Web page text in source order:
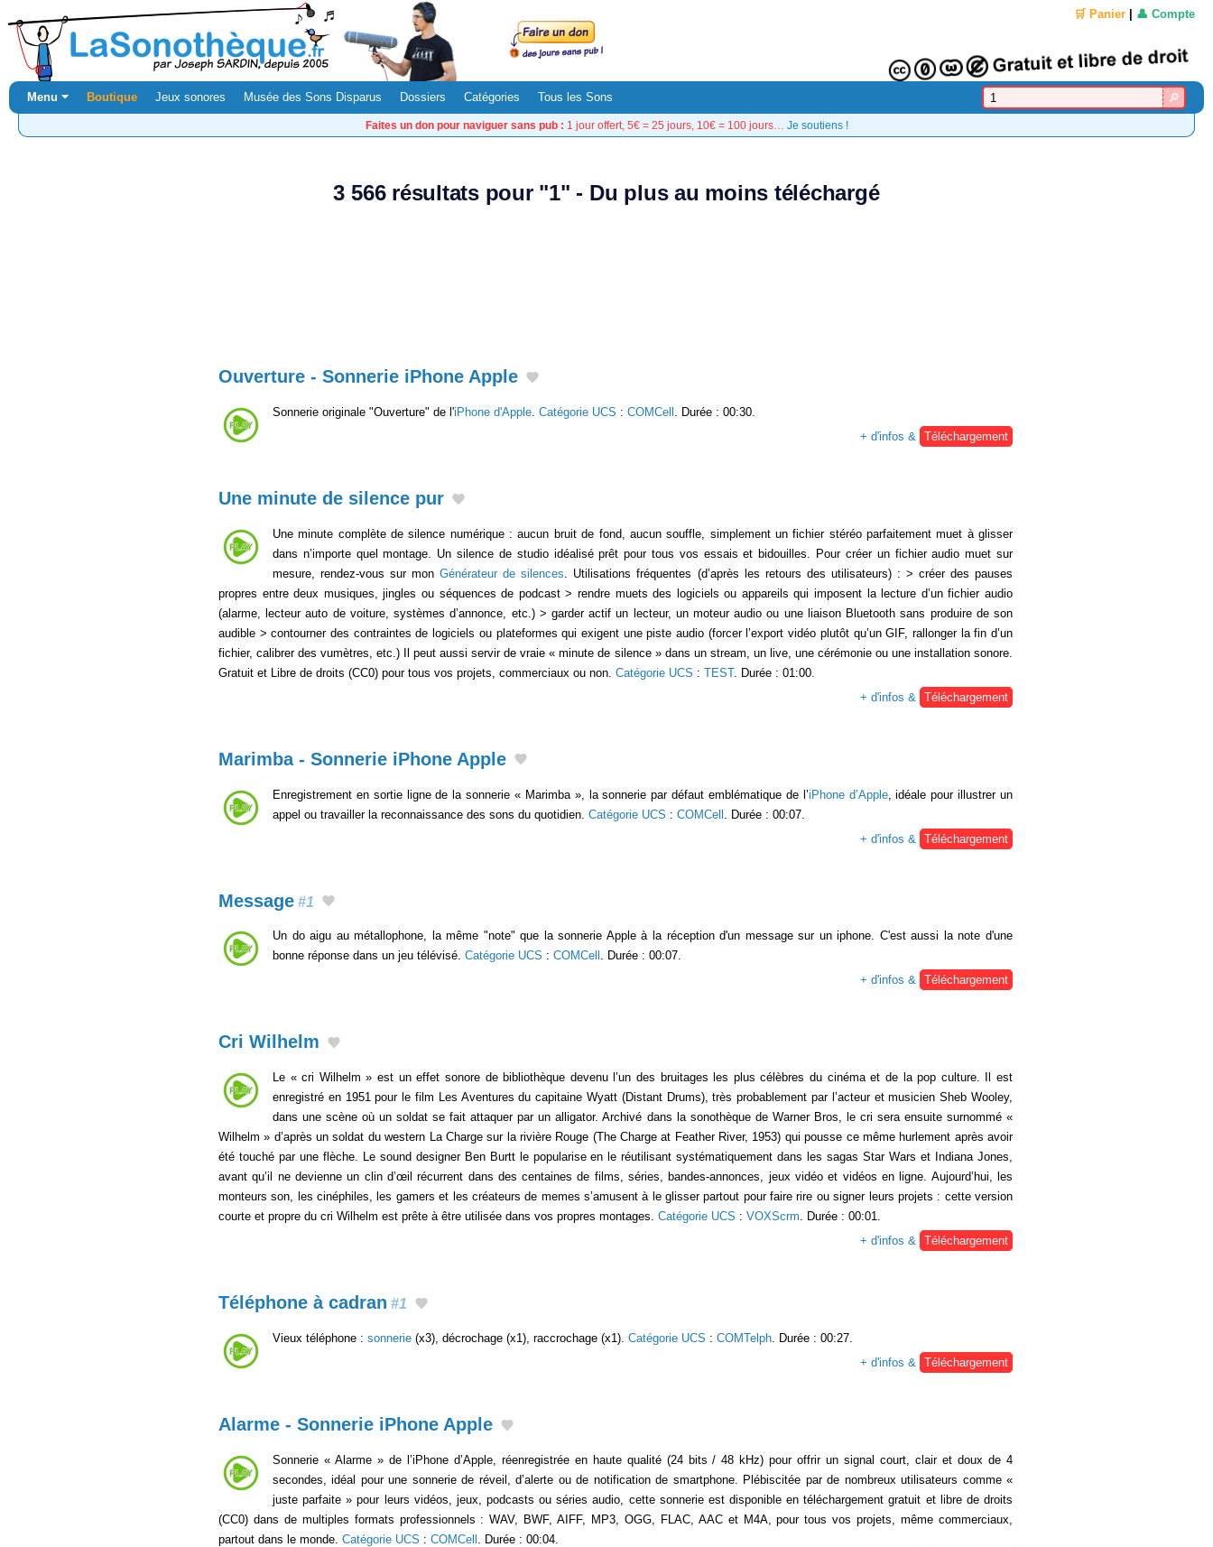
🛒 Panier 👤 Compte
Menu ⏷ Boutique Jeux sonores Musée des Sons Disparus Dossiers Catégories Tous les Sons
Faites un don pour naviguer sans pub : 1 jour offert, 5€ = 25 jours, 10€ = 100 jours… Je soutiens !
3 566 résultats pour "1" - Du plus au moins téléchargé
Ouverture - Sonnerie iPhone Apple
Sonnerie originale "Ouverture" de l'iPhone d'Apple Catégorie UCS : COMCell
. Durée : 00:30.
+ d'infos &
Téléchargement
Une minute de silence pur
Une minute complète de silence numérique : aucun bruit de fond, aucun souffle, simplement un fichier stéréo parfaitement muet à glisser
dans n’importe quel montage. Un silence de studio idéalisé prêt pour tous vos essais et bidouilles. Pour créer un fichier audio muet sur
mesure, rendez-vous sur monGénérateur de silences . Utilisations fréquentes (d’après les retours des utilisateurs) : > créer des pauses
propres entre deux musiques, jingles ou séquences de podcast > rendre muets des logiciels ou appareils qui imposent la lecture d’un fichier audio
(alarme, lecteur auto de voiture, systèmes d’annonce, etc.) > garder actif un lecteur, un moteur audio ou une liaison Bluetooth sans produire de son
audible > contourner des contraintes de logiciels ou plateformes qui exigent une piste audio (forcer l’export vidéo plutôt qu’un GIF, rallonger la fin d’un
fichier, calibrer des vumètres, etc.) Il peut aussi servir de vraie « minute de silence » dans un stream, un live, une cérémonie ou une installation sonore.
Gratuit et Libre de droits (CC0) pour tous vos projets, commerciaux ou non. Catégorie UCS : TEST. Durée : 01:00.
+ d'infos &
Téléchargement
Marimba - Sonnerie iPhone Apple
Enregistrement en sortie ligne de la sonnerie « Marimba », la sonnerie par défaut emblématique de l’iPhone d’Apple, idéale pour illustrer un
appel ou travailler la reconnaissance des sons du quotidien. Catégorie UCS : COMCell . Durée : 00:07.
+ d'infos &
Téléchargement
Message #1
Un do aigu au métallophone, la même "note" que la sonnerie Apple à la réception d'un message sur un iphone. C'est aussi la note d'une
bonne réponse dans un jeu télévisé. Catégorie UCS : COMCell . Durée : 00:07.
+ d'infos & Téléchargement
Cri Wilhelm
Le « cri Wilhelm » est un effet sonore de bibliothèque devenu l’un des bruitages les plus célèbres du cinéma et de la pop culture. Il est
enregistré en 1951 pour le film Les Aventures du capitaine Wyatt (Distant Drums), très probablement par l’acteur et musicien Sheb Wooley,
dans une scène où un soldat se fait attaquer par un alligator. Archivé dans la sonothèque de Warner Bros, le cri sera ensuite surnommé «
Wilhelm » d’après un soldat du western La Charge sur la rivière Rouge (The Charge at Feather River, 1953) qui pousse ce même hurlement après avoir
été touché par une flèche. Le sound designer Ben Burtt le popularise en le réutilisant systématiquement dans les sagas Star Wars et Indiana Jones,
avant qu’il ne devienne un clin d’œil récurrent dans des centaines de films, séries, bandes-annonces, jeux vidéo et vidéos en ligne. Aujourd’hui, les
monteurs son, les cinéphiles, les gamers et les créateurs de memes s’amusent à le glisser partout pour faire rire ou signer leurs projets : cette version
courte et propre du cri Wilhelm est prête à être utilisée dans vos propres montages. Catégorie UCS : VOXScrm. Durée : 00:01.
+ d'infos & Téléchargement
Téléphone à cadran #1
Vieux téléphone : sonnerie (x3), décrochage (x1), raccrochage (x1). Catégorie UCS : COMTelph. Durée : 00:27.
+ d'infos & Téléchargement
Alarme - Sonnerie iPhone Apple
Sonnerie « Alarme » de l’iPhone d’Apple, réenregistrée en haute qualité (24 bits / 48 kHz) pour offrir un signal court, clair et doux de 4
secondes, idéal pour une sonnerie de réveil, d’alerte ou de notification de smartphone. Plébiscitée par de nombreux utilisateurs comme «
juste parfaite » pour leurs vidéos, jeux, podcasts ou séries audio, cette sonnerie est disponible en téléchargement gratuit et libre de droits
(CC0) dans de multiples formats professionnels : WAV, BWF, AIFF, MP3, OGG, FLAC, AAC et M4A, pour tous vos projets, même commerciaux,
partout dans le monde. Catégorie UCS : COMCell
. Durée : 00:04.